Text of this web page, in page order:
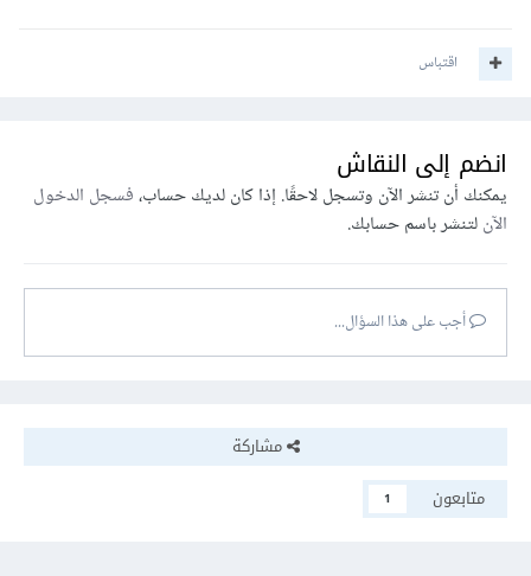
اقتباس
انضم إلى النقاش
يمكنك أن تنشر الآن وتسجل لاحقًا. إذا كان لديك حساب،فسجل الدخول
الآنلتنشر باسم حسابك.
أجب على هذا السؤال...
مشاركة
متابعون
1